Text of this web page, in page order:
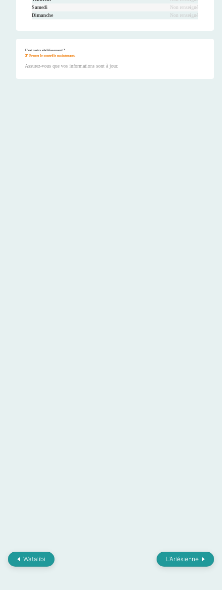
Samedi
Non renseigné
Dimanche
Non renseigné
C'est votre établissement ?
Prenez le contrôle maintenant.
Assurez-vous que vos informations sont à jour.
Watalibi L’Arlésienne